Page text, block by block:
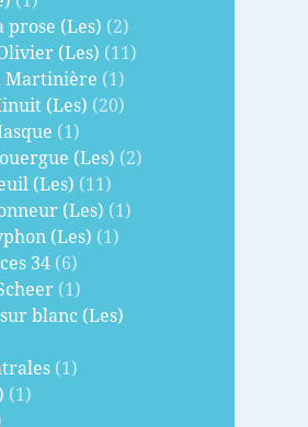
prose (Les) (2)
(Les) (11)
Martinière (1)
(Les) (20)
(1)
(Les) (2)
(Les) (11)
(Les) (1)
(Les) (1)
34 (6)
(1)
blanc (Les)
(1)
(1)